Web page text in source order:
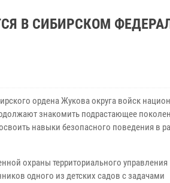
В СИБИРСКОМ
ордена Жукова округа войск
знакомить подрастающее
навыки безопасного поведения в
охраны территориального управления
одного из детских садов с задачами